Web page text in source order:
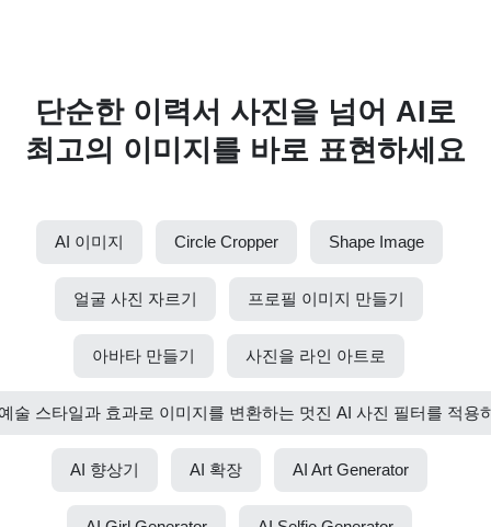
단순한 이력서 사진을 넘어 AI로
최고의 이미지를 바로 표현하세요
AI 이미지 Circle Cropper Shape Image
얼굴 사진 자르기 프로필 이미지 만들기
아바타 만들기 사진을 라인 아트로
술 스타일과 효과로 이미지를 변환하는 멋진 AI 사진 필터를 적용
AI 향상기 AI 확장 AI Art Generator